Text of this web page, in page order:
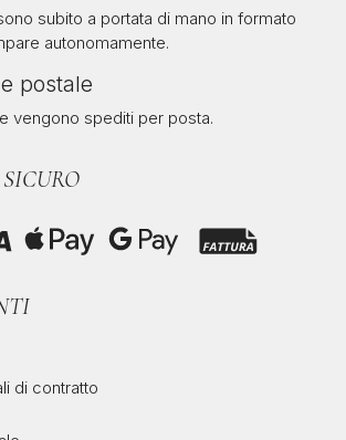
subito a portata di mano in formato
autonomamente.
postale
vengono spediti per posta.
di contratto